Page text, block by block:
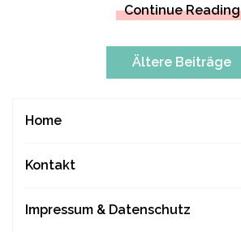
Continue Reading
BeitragsnavigationÄltere Beiträge
Home
Kontakt
Impressum & Datenschutz